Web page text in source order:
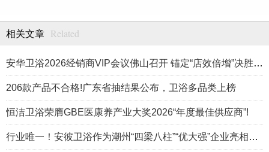
相关文章 Related
安华卫浴2026经销商VIP会议佛山召开 锚定“店效倍增”决胜高端卫浴新赛道
206款产品不合格!广东省抽结果公布，卫浴多品类上榜
恒洁卫浴荣膺GBE医康养产业大奖2026“年度最佳供应商”!
行业唯一！安彼卫浴作为潮州“四梁八柱”“优大强”企业亮相《飞越广东·产业脊梁》